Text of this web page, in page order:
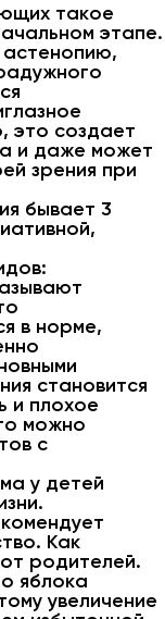
такое
этапе.
это создает
и даже может
зрения при
бывает 3
в норме,
становится
и плохое
можно
с
у детей
Как
родителей.
яблока
увеличение